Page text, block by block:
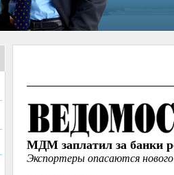
МДМ заплатил за банки
Экспортеры опасаются